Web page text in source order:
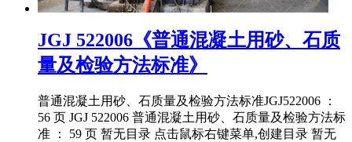
JGJ 522006《普通混凝土用砂、石质
量及检验方法标准》
普通混凝土用砂、石质量及检验方法标准JGJ522006 ：
56 页 JGJ 522006 普通混凝土用砂、石质量及检验方法标
准 ： 59 页 暂无目录 点击鼠标右键菜单,创建目录 暂无